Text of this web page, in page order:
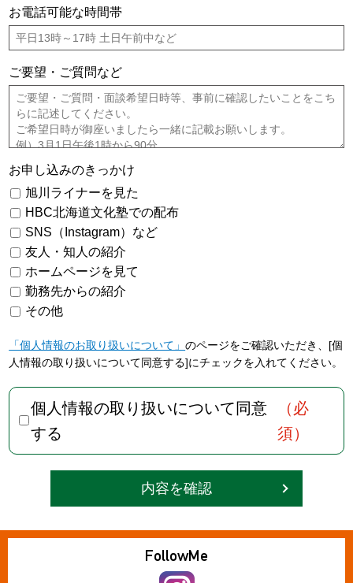
お電話可能な時間帯
ご要望・ご質問など
お申し込みのきっかけ
旭川ライナーを見た
HBC北海道文化塾での配布
SNS（Instagram）など
友人・知人の紹介
ホームページを見て
勤務先からの紹介
その他
「個人情報のお取り扱いについて」のページをご確認いただき、 [個
人情報の取り扱いについて同意する]にチェックを入れてください。
個人情報の取り扱いについて同意
する
（必
須）
内容を確認
FollowMe